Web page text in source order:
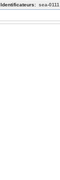
Identificateurs: sea-0111